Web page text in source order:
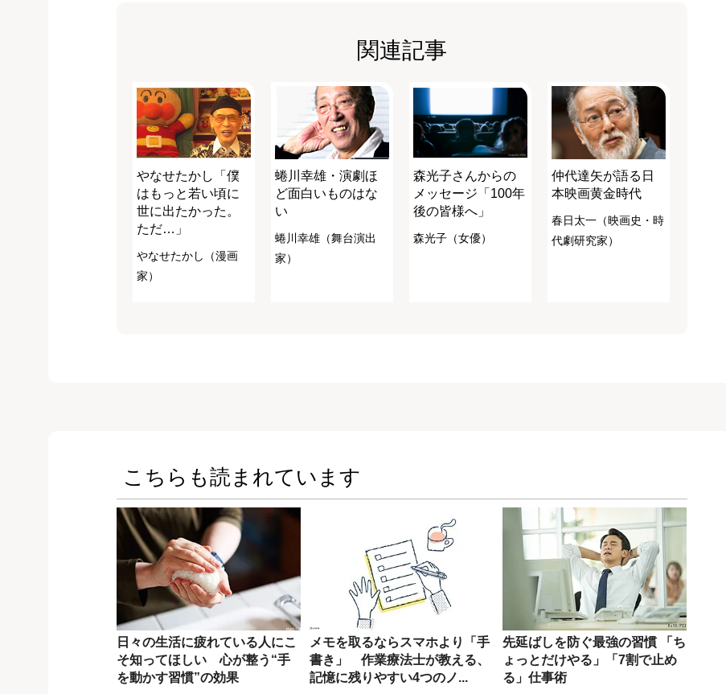
関連記事
やなせたかし「僕
はもっと若い頃に
世に出たかった。
ただ…」
やなせたかし（漫画
家）
蜷川幸雄・演劇ほ
ど面白いものはな
い
蜷川幸雄（舞台演出
家）
森光子さんからの
メッセージ「100年
後の皆様へ」
森光子（女優）
仲代達矢が語る日
本映画黄金時代
春日太一（映画史・時
代劇研究家）
こちらも読まれています
日々の生活に疲れている人にこ
そ知ってほしい 心が整う“手
を動かす習慣”の効果
メモを取るならスマホより「手
書き」 作業療法士が教える、
記憶に残りやすい4つのノ...
先延ばしを防ぐ最強の習慣 「ち
ょっとだけやる」「7割で止め
る」仕事術